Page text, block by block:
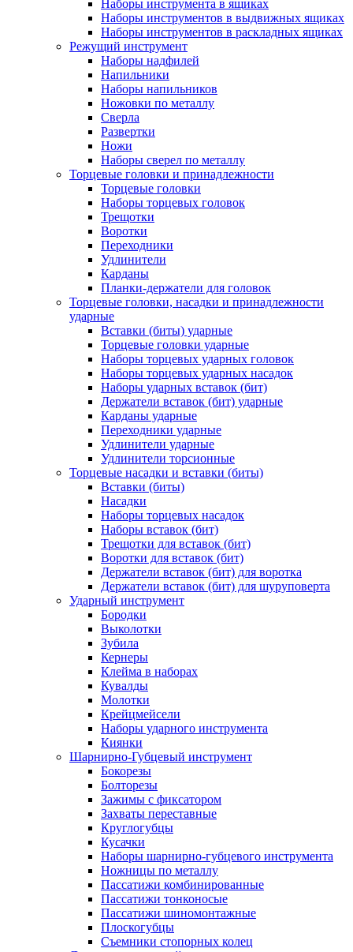
Наборы инструмента в ящиках
Наборы инструментов в выдвижных ящиках
Наборы инструментов в раскладных ящиках
Режущий инструмент
Наборы надфилей
Напильники
Наборы напильников
Ножовки по металлу
Сверла
Развертки
Ножи
Наборы сверел по металлу
Торцевые головки и принадлежности
Торцевые головки
Наборы торцевых головок
Трещотки
Воротки
Переходники
Удлинители
Карданы
Планки-держатели для головок
Торцевые головки, насадки и принадлежности
ударные
Вставки (биты) ударные
Торцевые головки ударные
Наборы торцевых ударных головок
Наборы торцевых ударных насадок
Наборы ударных вставок (бит)
Держатели вставок (бит) ударные
Карданы ударные
Переходники ударные
Удлинители ударные
Удлинители торсионные
Торцевые насадки и вставки (биты)
Вставки (биты)
Насадки
Наборы торцевых насадок
Наборы вставок (бит)
Трещотки для вставок (бит)
Воротки для вставок (бит)
Держатели вставок (бит) для воротка
Держатели вставок (бит) для шуруповерта
Ударный инструмент
Бородки
Выколотки
Зубила
Кернеры
Клейма в наборах
Кувалды
Молотки
Крейцмейсели
Наборы ударного инструмента
Киянки
Шарнирно-Губцевый инструмент
Бокорезы
Болторезы
Зажимы с фиксатором
Захваты переставные
Круглогубцы
Кусачки
Наборы шарнирно-губцевого инструмента
Ножницы по металлу
Пассатижи комбинированные
Пассатижи тонконосые
Пассатижи шиномонтажные
Плоскогубцы
Съемники стопорных колец